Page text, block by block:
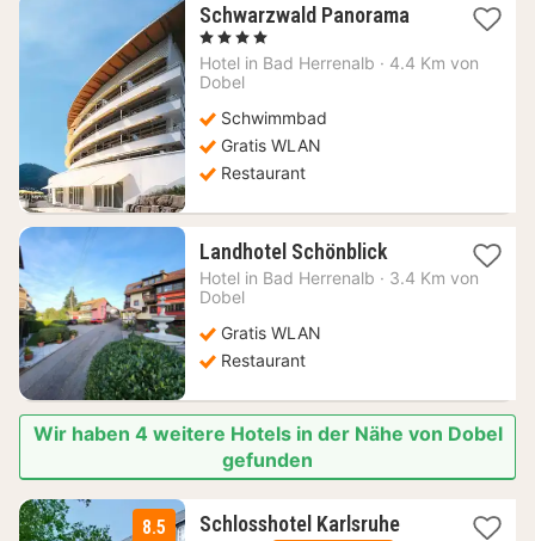
Schwarzwald Panorama1
ab
, 4 Sterne
Hotel in Bad Herrenalb · 4.4 Km von
Dobel
Schwimmbad
Gratis WLAN
Restaurant
Landhotel Schönblick1
Nacht
Hotel in Bad Herrenalb · 3.4 Km von
Dobel
Gratis WLAN
Restaurant
Wir haben 4 weitere Hotels in der Nähe von Dobel
gefunden
8.5 Schlosshotel Karlsruhe1